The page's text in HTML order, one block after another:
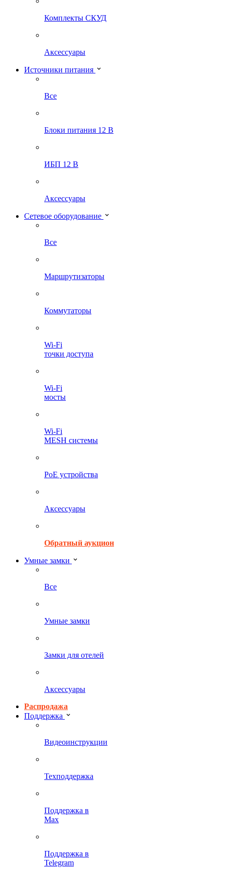
Комплекты СКУД
Аксессуары
Источники питания
Все
Блоки питания 12 В
ИБП 12 В
Аксессуары
Сетевое оборудование
Все
Маршрутизаторы
Коммутаторы
Wi-Fi
точки доступа
Wi-Fi
мосты
Wi-Fi
MESH системы
PoE устройства
Аксессуары
Обратный аукцион
Умные замки
Все
Умные замки
Замки для отелей
Аксессуары
Распродажа
Поддержка
Видеоинструкции
Техподдержка
Поддержка в
Max
Поддержка в
Telegram